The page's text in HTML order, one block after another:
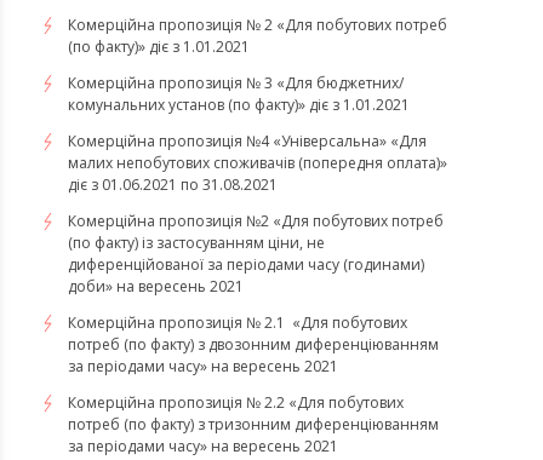
Комерційна пропозиція № 2 «Для побутових потреб
(по факту)» діє з 1.01.2021
Комерційна пропозиція № 3 «Для бюджетних/
комунальних установ (по факту)» діє з 1.01.2021
Комерційна пропозиція №4 «Універсальна» «Для
малих непобутових споживачів (попередня оплата)»
діє з 01.06.2021 по 31.08.2021
Комерційна пропозиція №2 «Для побутових потреб
(по факту) із застосуванням ціни, не
диференційованої за періодами часу (годинами)
доби» на вересень 2021
Комерційна пропозиція № 2.1 «Для побутових
потреб (по факту) з двозонним диференціюванням
за періодами часу» на вересень 2021
Комерційна пропозиція № 2.2 «Для побутових
потреб (по факту) з тризонним диференціюванням
за періодами часу» на вересень 2021